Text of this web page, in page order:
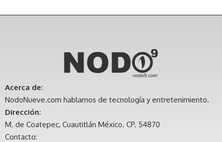
Acerca de:
NodoNueve.com hablamos de tecnología y entretenimiento.
Dirección:
M. de Coatepec, Cuautitlán México. CP. 54870
Contacto: